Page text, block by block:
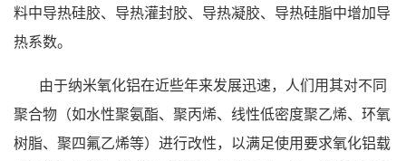
料中导热硅胶、导热灌封胶、导热凝胶、导热硅脂中增加导
热系数。
由于纳米氧化铝在近些年来发展迅速，人们用其对不同
聚合物（如水性聚氨酯、聚丙烯、线性低密度聚乙烯、环氧
树脂、聚四氟乙烯等）进行改性，以满足使用要求氧化铝载